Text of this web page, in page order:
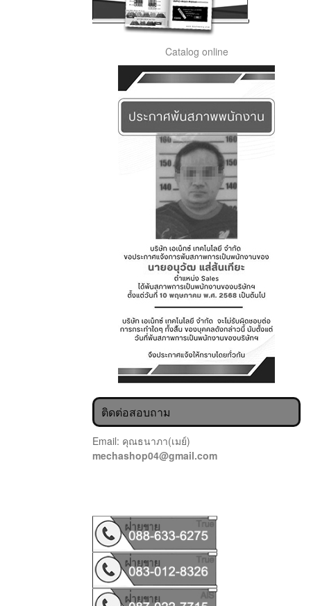
Catalog online
ติดต่อสอบถาม
Email: คุณธนาภา(เมย์)
mechashop04@gmail.com